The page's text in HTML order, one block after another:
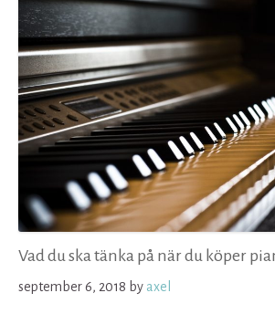
Vad du ska tänka på när du köper
september 6, 2018 by axel